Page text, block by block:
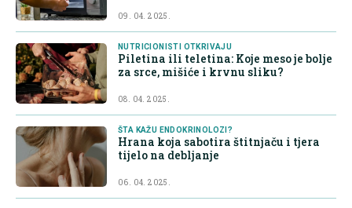
09. 04. 2025.
NUTRICIONISTI OTKRIVAJU
Piletina ili teletina: Koje meso je bolje
za srce, mišiće i krvnu sliku?
08. 04. 2025.
ŠTA KAŽU ENDOKRINOLOZI?
Hrana koja sabotira štitnjaču i tjera
tijelo na debljanje
06. 04. 2025.